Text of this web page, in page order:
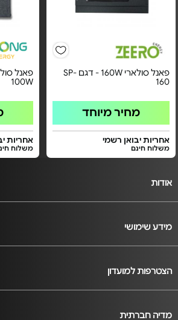
פאנל סולארי 160W - דגם SP-
160
מחיר מיוחד
אחריות יבואן רשמי
משלוח חינם
100W
אחריות
משלוח
אודות
מידע שימושי
הצטרפות למועדון
מדיה חברתית